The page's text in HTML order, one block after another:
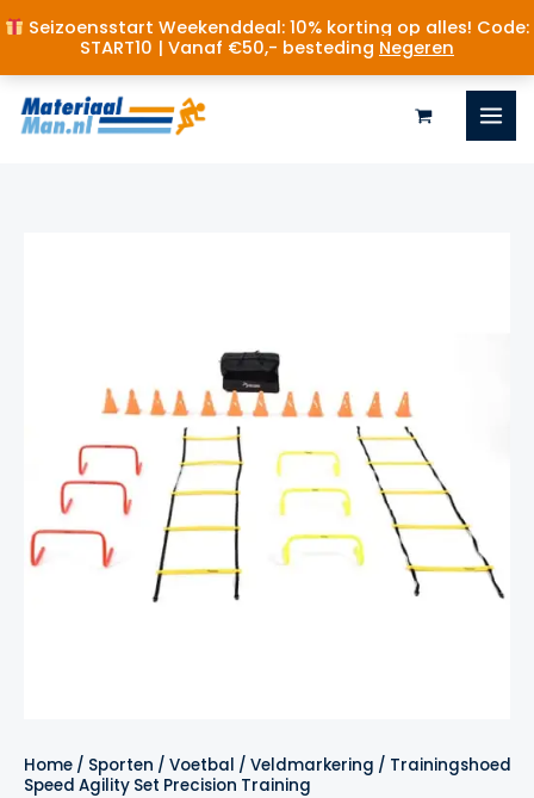
Seizoensstart Weekenddeal: 10% korting op alles! Code:
START10 | Vanaf €50,- besteding Negeren
Ga
naar
de
inhoud
Home / Sporten / Voetbal / Veldmarkering / Trainingshoedjes
Speed Agility Set Precision Training